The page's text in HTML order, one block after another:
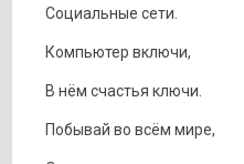
Социальные сети.
Компьютер включи,
В нём счастья ключи.
Побывай во всём мире,